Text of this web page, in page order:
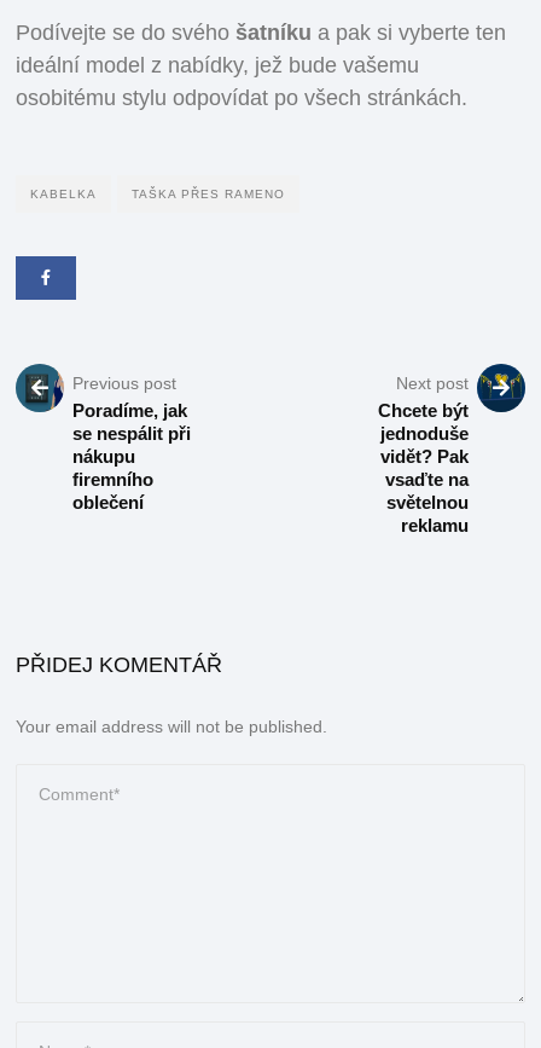
Podívejte se do svého šatníku a pak si vyberte ten
ideální model z nabídky, jež bude vašemu
osobitému stylu odpovídat po všech stránkách.
KABELKA TAŠKA PŘES RAMENO
Previous post
Poradíme, jak
se nespálit při
nákupu
firemního
oblečení
Next post
Chcete být
jednoduše
vidět? Pak
vsaďte na
světelnou
reklamu
PŘIDEJ KOMENTÁŘ
Your email address will not be published.